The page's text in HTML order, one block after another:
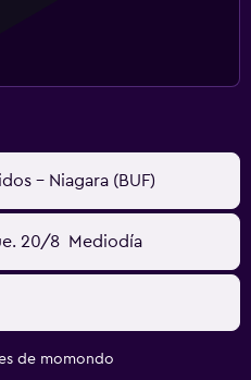
- Niagara (BUF)
20/8 Mediodía
de momondo